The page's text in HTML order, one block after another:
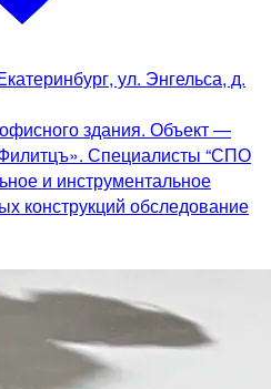
ул. Энгельса, д.
здания. Объект —
Специалисты “СПО
и инструментальное
конструкций обследование